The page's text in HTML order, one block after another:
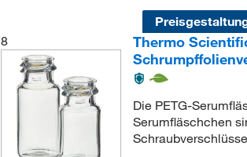
8
Thermo
Die PETG-
Serumfläschchen